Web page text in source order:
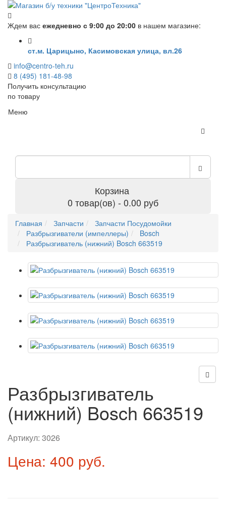
Ждем вас ежедневно с 9:00 до 20:00 в нашем магазине:
ст.м. Царицыно, Касимовская улица, вл.26
info@centro-teh.ru
8 (495) 181-48-98
Получить консультацию
по товару
Меню
Корзина
0 товар(ов) - 0.00 руб
Главная Запчасти
Запчасти Посудомойки
Разбрызгиватели (импеллеры)
Bosch
Разбрызгиватель (нижний) Bosch 663519
Разбрызгиватель
(нижний) Bosch 663519
Артикул: 3026
Цена: 400 руб.